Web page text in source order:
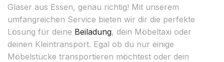
Glaser aus Essen, genau richtig! Mit unserem
umfangreichen Service bieten wir dir die perfekte
Lösung für deine Beiladung, dein Möbeltaxi oder
deinen Kleintransport. Egal ob du nur einige
Möbelstücke transportieren möchtest oder dein